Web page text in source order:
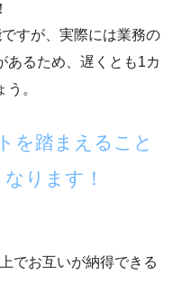
すが、実際には業務の
るため、 遅くとも1カ
。
を踏まえること
ります！
でお互いが納得できる